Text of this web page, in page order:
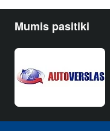
Mumis pasitiki